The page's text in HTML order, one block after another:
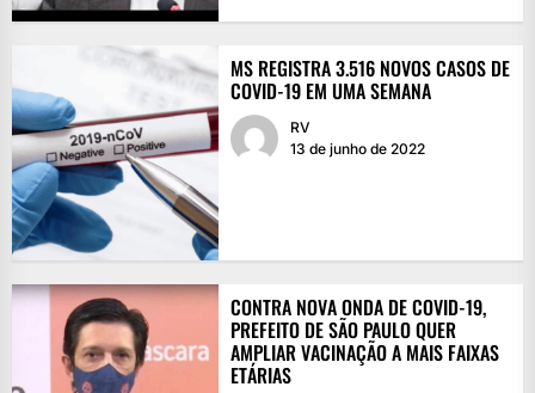
MS REGISTRA 3.516 NOVOS CASOS DE
COVID-19 EM UMA SEMANA
RV
13 de junho de 2022
CONTRA NOVA ONDA DE COVID-19,
PREFEITO DE SÃO PAULO QUER
AMPLIAR VACINAÇÃO A MAIS FAIXAS
ETÁRIAS